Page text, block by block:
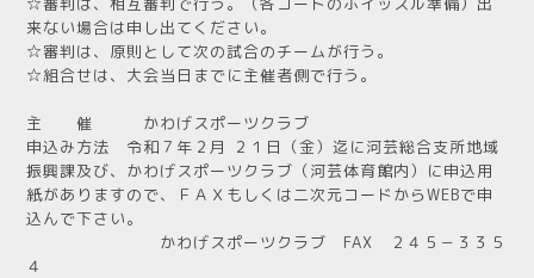
来ない場合は申し出てください。
☆審判は、原則として次の試合のチームが行う。
☆組合せは、大会当日までに主催者側で行う。
主 催 かわげスポーツクラブ
申込み方法 令和７年２月 ２１日（金）迄に河芸総合支所地域
振興課及び、かわげスポーツクラブ（河芸体育館内）に申込用
紙がありますので、ＦＡＸもしくは二次元コードからWEBで申
込んで下さい。
かわげスポーツクラブ FAX ２４５－３３５
４